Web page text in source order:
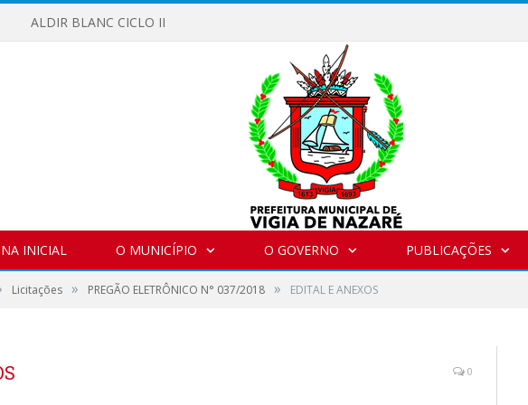
ALDIR BLANC CICLO II
INICIAL O MUNICÍPIO O GOVERNO PUBLICAÇÕES
Licitações » PREGÃO ELETRÔNICO N° 037/2018 » EDITAL E ANEXOS
0